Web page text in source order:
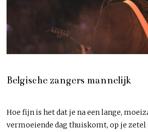
Belgische zangers mannelijk
Hoe fijn is het dat je na een lange,
vermoeiende dag thuiskomt, op je zetel